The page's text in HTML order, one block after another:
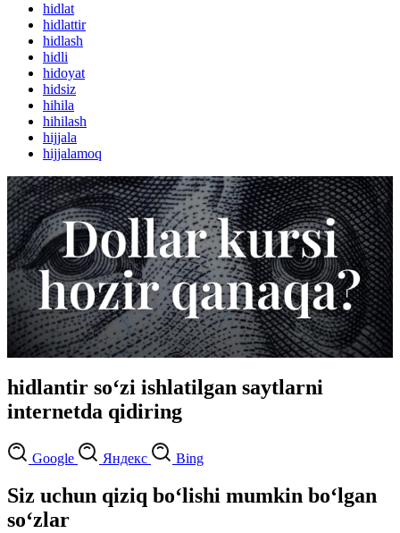
hidlat
hidlattir
hidlash
hidli
hidoyat
hidsiz
hihila
hihilash
hijjala
hijjalamoq
hidlantir so‘zi ishlatilgan saytlarni
internetda qidiring
Google Яндекс Bing
Siz uchun qiziq bo‘lishi mumkin bo‘lgan
so‘zlar